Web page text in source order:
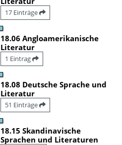
17 Einträge
18.06 Angloamerikanische
Literatur
1 Eintrag
18.08 Deutsche Sprache und
Literatur
51 Einträge
18.15 Skandinavische
Sprachen und Literaturen